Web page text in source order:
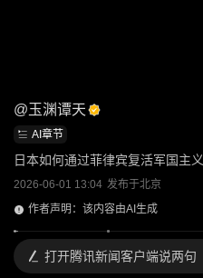
@玉渊谭天
AI章节
日本如何通过菲律宾复活军国主义
2026-06-01 13:04 发布于北京
作者声明：该内容由AI生成
打开腾讯新闻客户端说两句